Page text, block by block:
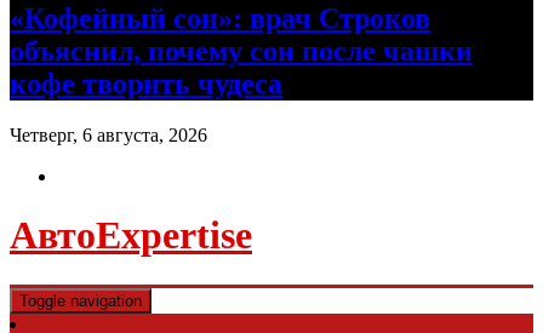
«Кофейный сон»: врач Строков
объяснил, почему сон после чашки
кофе творить чудеса
Четверг, 6 августа, 2026
АвтоExpertise
Toggle navigation